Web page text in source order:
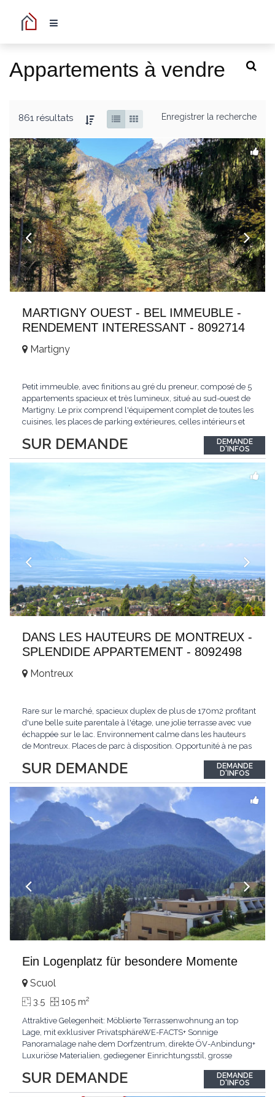
Appartements à vendre
861 résultats Enregistrer la recherche
MARTIGNY OUEST - BEL IMMEUBLE -
RENDEMENT INTERESSANT - 8092714
SUR DEMANDE
Martigny
Petit immeuble, avec finitions au gré du preneur, composé de 5
appartements spacieux et très lumineux, situé au sud-ouest de
Martigny. Le prix comprend l'équipement complet de toutes les
cuisines, les places de parking extérieures, celles intérieurs et
opportunité exclusive avec un rendement intéressant. Plus
d'informations...
DEMANDE
D'INFOS
DANS LES HAUTEURS DE MONTREUX -
SPLENDIDE APPARTEMENT - 8092498
SUR DEMANDE
Montreux
Rare sur le marché, spacieux duplex de plus de 170m2 profitant
d'une belle suite parentale à l'étage, une jolie terrasse avec vue
échappée sur le lac. Environnement calme dans les hauteurs
de Montreux. Places de parc à disposition. Opportunité à ne pas
auf dem Markt, geräumiges Duplex von mehr als 170m2 mit
einer schönen...
DEMANDE
D'INFOS
Ein Logenplatz für besondere Momente
SUR DEMANDE
Scuol
3.5 105 m2
Attraktive Gelegenheit: Möblierte Terrassenwohnung an top
Lage, mit exklusiver PrivatsphäreWE-FACTS+ Sonnige
Panoramalage nahe dem Dorfzentrum, direkte ÖV-Anbindung+
Luxuriöse Materialien, gediegener Einrichtungsstil, grosse
gemeinschaftliche WaschküchePasst für:Geniesser von
Weitblick und gehobenem WohnkomfortDie Wohnung wird
DEMANDE
D'INFOS